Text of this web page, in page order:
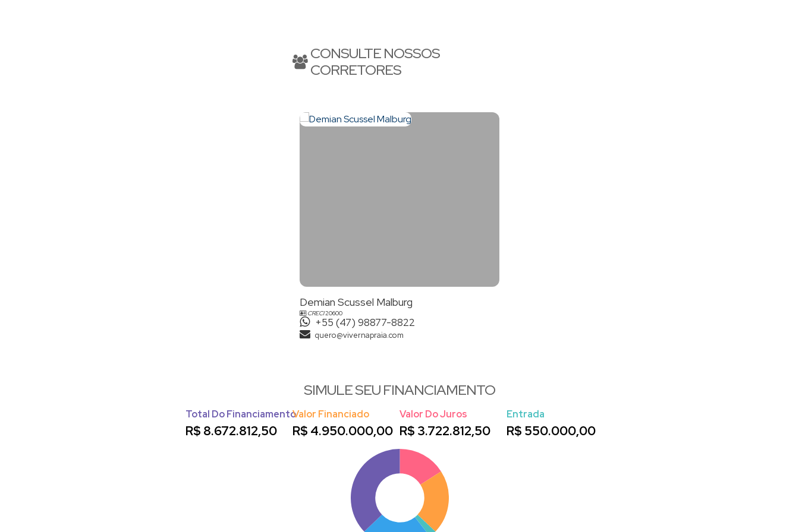
CONSULTE NOSSOS
CORRETORES
Demian Scussel Malburg
CRECI20600
+55 (47) 98877-8822
quero@vivernapraia.com
SIMULE SEU FINANCIAMENTO
Total Do Financiamento
R$ 8.672.812,50
Valor Financiado
R$ 4.950.000,00
Valor Do Juros
R$ 3.722.812,50
Entrada
R$ 550.000,00